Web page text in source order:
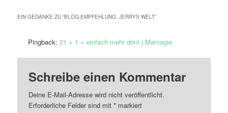
EIN GEDANKE ZU “BLOG-EMPFEHLUNG: JERRYS WELT”
Pingback:21 + 1 = einfach mehr drin! | Mamagie
Schreibe einen Kommentar
Deine E-Mail-Adresse wird nicht veröffentlicht.
Erforderliche Felder sind mit* markiert